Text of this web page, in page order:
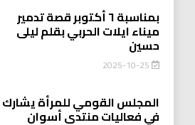
بمناسبة ٦ أكتوبر قصة تدمير
ميناء ايلات الحربي بقلم ليلى
حسين
2025-10-25
المجلس القومي للمرأة يشارك
في فعاليات منتدى أسوان